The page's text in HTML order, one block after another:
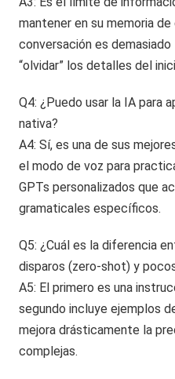
mantener en su memoria
conversación es
“olvidar” los detalles del
Q4: ¿Puedo usar la IA para
nativa?
A4: Sí, es una de sus
el modo de voz para
GPTs personalizados que
gramaticales específicos.
Q5: ¿Cuál es la diferencia
disparos (zero-shot) y
A5: El primero es una
segundo incluye ejemplos
mejora drásticamente la
complejas.